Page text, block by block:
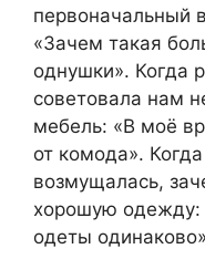
первоначальный
«Зачем такая
однушки». Когда
советовала нам
мебель: «В моё
от комода».
возмущалась,
хорошую одежду:
одеты